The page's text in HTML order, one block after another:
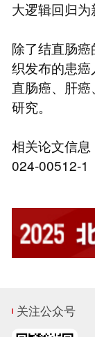
大逻辑回归为
除了结直肠
织发布的患
直肠癌、肝
研究。
相关论文信
024-00512-1
关注公众号